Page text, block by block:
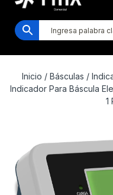
Inicio / Básculas /
Indicador Para Báscula
1